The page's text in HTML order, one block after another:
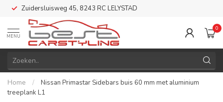
Zuidersluisweg 45, 8243 RC LELYSTAD
MENU
0
Home /
Nissan Primastar Sidebars buis 60 mm met aluminium
treeplank L1